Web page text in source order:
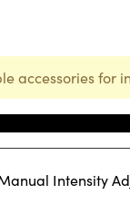
accessories for
Intensity